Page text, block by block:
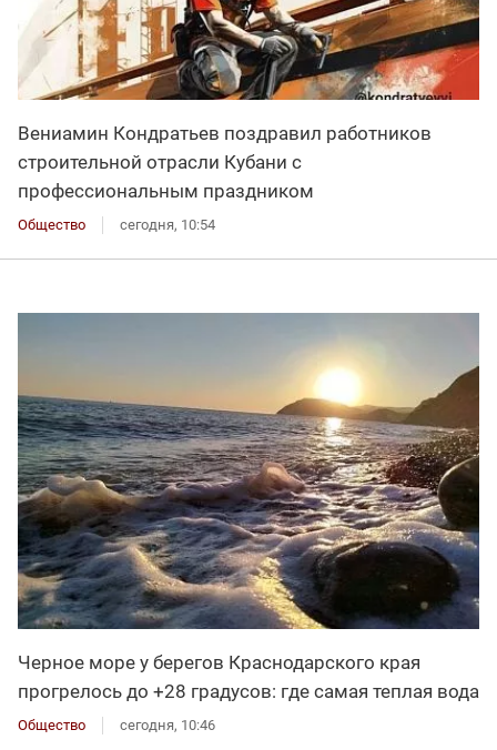
Вениамин Кондратьев поздравил работников
строительной отрасли Кубани с
профессиональным праздником
Общество сегодня, 10:54
Черное море у берегов Краснодарского края
прогрелось до +28 градусов: где самая теплая вода
Общество сегодня, 10:46